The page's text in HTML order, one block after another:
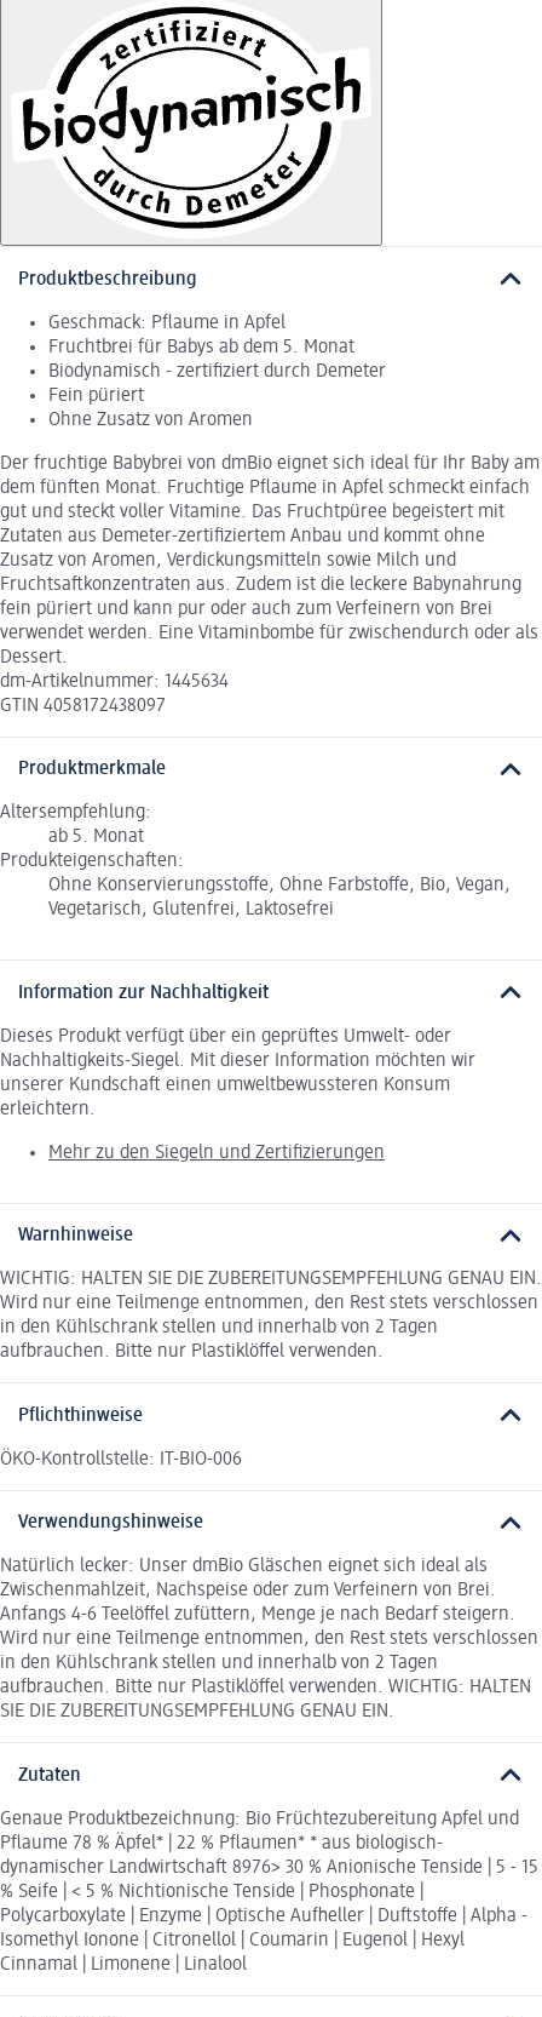
Produktbeschreibung
Geschmack: Pflaume in Apfel
Fruchtbrei für Babys ab dem 5. Monat
Biodynamisch - zertifiziert durch Demeter
Fein püriert
Ohne Zusatz von Aromen
Der fruchtige Babybrei von dmBio eignet sich ideal für Ihr Baby am
dem fünften Monat. Fruchtige Pflaume in Apfel schmeckt einfach
gut und steckt voller Vitamine. Das Fruchtpüree begeistert mit
Zutaten aus Demeter-zertifiziertem Anbau und kommt ohne
Zusatz von Aromen, Verdickungsmitteln sowie Milch und
Fruchtsaftkonzentraten aus. Zudem ist die leckere Babynahrung
fein püriert und kann pur oder auch zum Verfeinern von Brei
verwendet werden. Eine Vitaminbombe für zwischendurch oder als
Dessert.
dm-Artikelnummer: 1445634
GTIN 4058172438097
Produktmerkmale
Altersempfehlung:
ab 5. Monat
Produkteigenschaften:
Ohne Konservierungsstoffe, Ohne Farbstoffe, Bio, Vegan,
Vegetarisch, Glutenfrei, Laktosefrei
Information zur Nachhaltigkeit
Dieses Produkt verfügt über ein geprüftes Umwelt- oder
Nachhaltigkeits-Siegel. Mit dieser Information möchten wir
unserer Kundschaft einen umweltbewussteren Konsum
erleichtern.
Mehr zu den Siegeln und Zertifizierungen
Warnhinweise
WICHTIG: HALTEN SIE DIE ZUBEREITUNGSEMPFEHLUNG GENAU EIN.
Wird nur eine Teilmenge entnommen, den Rest stets verschlossen
in den Kühlschrank stellen und innerhalb von 2 Tagen
aufbrauchen. Bitte nur Plastiklöffel verwenden.
Pflichthinweise
ÖKO-Kontrollstelle: IT-BIO-006
Verwendungshinweise
Natürlich lecker: Unser dmBio Gläschen eignet sich ideal als
Zwischenmahlzeit, Nachspeise oder zum Verfeinern von Brei.
Anfangs 4-6 Teelöffel zufüttern, Menge je nach Bedarf steigern.
Wird nur eine Teilmenge entnommen, den Rest stets verschlossen
in den Kühlschrank stellen und innerhalb von 2 Tagen
aufbrauchen. Bitte nur Plastiklöffel verwenden. WICHTIG: HALTEN
SIE DIE ZUBEREITUNGSEMPFEHLUNG GENAU EIN.
Zutaten
Genaue Produktbezeichnung: Bio Früchtezubereitung Apfel und
Pflaume 78 % Äpfel* | 22 % Pflaumen* * aus biologisch-
dynamischer Landwirtschaft 8976> 30 % Anionische Tenside | 5 - 15
% Seife | < 5 % Nichtionische Tenside | Phosphonate |
Polycarboxylate | Enzyme | Optische Aufheller | Duftstoffe | Alpha -
Isomethyl Ionone | Citronellol | Coumarin | Eugenol | Hexyl
Cinnamal | Limonene | Linalool